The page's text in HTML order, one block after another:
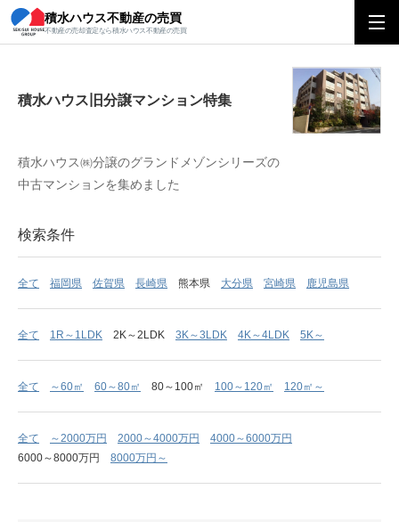
積水ハウス不動産の売買
不動産の売却査定なら積水ハウス不動産の売買
積水ハウス旧分譲マンション特集
積水ハウス旧分譲マンション特集
積水ハウス㈱分譲のグランドメゾンシリーズの
中古マンションを集めました
検索条件
全て 福岡県 佐賀県 長崎県 熊本県 大分県 宮崎県 鹿児島県
全て 1R～1LDK 2K～2LDK 3K～3LDK 4K～4LDK 5K～
全て ～60㎡ 60～80㎡ 80～100㎡ 100～120㎡ 120㎡～
全て ～2000万円 2000～4000万円
4000～6000万円
6000～8000万円
8000万円～